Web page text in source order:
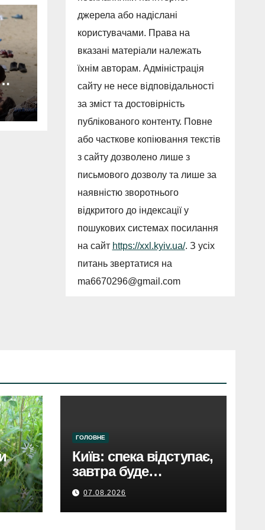
джерела або надіслані
користувачами. Права на
вказані матеріали належать
їхнім авторам. Адміністрація
сайту не несе відповідальності
за зміст та достовірність
публікованого контенту. Повне
або часткове копіювання текстів
з сайту дозволено лише з
письмового дозволу та лише за
наявністю зворотнього
відкритого до індексації у
пошукових системах посилання
на сайт https://xxl.kyiv.ua/. З усіх
питань звертатися на
ma6670296@gmail.com
ГОЛОВНЕ
Київ: спека відступає,
завтра буде
прохолодніше.
Прогноз погоди
07.08.2026